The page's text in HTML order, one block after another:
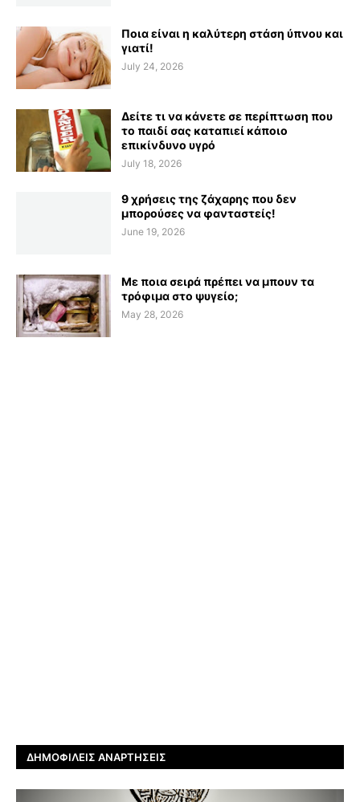
Ποια είναι η καλύτερη στάση ύπνου και
γιατί!
July 24, 2026
Δείτε τι να κάνετε σε περίπτωση που
το παιδί σας καταπιεί κάποιο
επικίνδυνο υγρό
July 18, 2026
9 χρήσεις της ζάχαρης που δεν
μπορούσες να φανταστείς!
June 19, 2026
Με ποια σειρά πρέπει να μπουν τα
τρόφιμα στο ψυγείο;
May 28, 2026
ΔΗΜΟΦΙΛΕΊΣ ΑΝΑΡΤΉΣΕΙΣ